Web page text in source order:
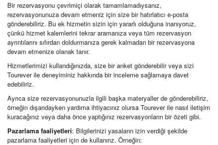
Bir rezervasyonu çevrimiçi olarak tamamlamadıysanız,
rezervasyonunuza devam etmeniz için size bir hatırlatıcı e-posta
gönderebiliriz. Bu ek hizmetin sizin için yararlı olduğuna inanıyoruz,
çünkü hizmet kalemlerini tekrar aramanıza veya tüm rezervasyon
ayrıntılarını sıfırdan doldurmanıza gerek kalmadan bir rezervasyona
devam etmenize olanak tanır.
Hizmetlerimizi kullandığınızda, size bir anket gönderebilir veya sizi
Tourever ile deneyiminiz hakkında bir inceleme sağlamaya davet
edebiliriz.
Ayrıca size rezervasyonunuzla ilgili başka materyaller de gönderebiliriz,
örneğin dışarıdayken yardıma ihtiyacınız olursa Tourever ile nasıl iletişim
kuracağınız veya daha önce yaptığınız rezervasyonların bir özeti gibi.
Pazarlama faaliyetleri: Bilgilerinizi yasaların izin verdiği şekilde
pazarlama faaliyetleri için de kullanırız. Örneğin: